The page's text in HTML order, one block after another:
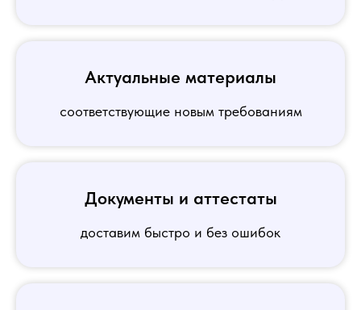
Актуальные материалы
соответствующие новым требованиям
Документы и аттестаты
доставим быстро и без ошибок